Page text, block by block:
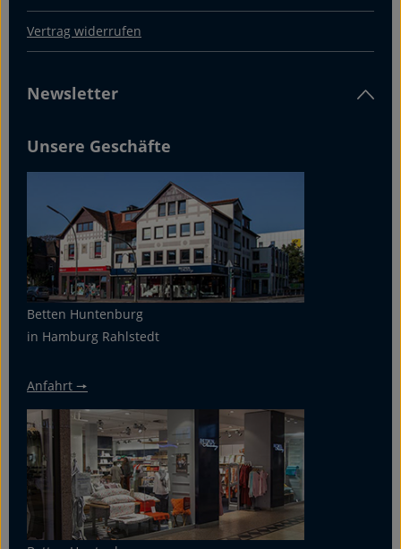
Vertrag widerrufen
Newsletter
Unsere Geschäfte
Betten Huntenburg
in Hamburg Rahlstedt
Anfahrt 🠖